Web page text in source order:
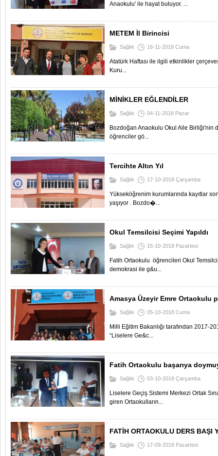
Anaokulu' ile hayat buluyor. ...
METEM İl Birincisi
Sağlık 16-11-2018 Cuma
Atatürk Haftası ile ilgili etkinlikler
Kuru...
MİNİKLER EĞLENDİLER
Sağlık 04-11-2018 Pazar
Bozdoğan Anaokulu Okul Aile Birliği'nin
öğrenciler gö...
Tercihte Altın Yıl
Sağlık 17-10-2018 Çarşamba
Yükseköğrenim kurumlarında kayıtlar
yaşıyor . Bozdo�...
Okul Temsilcisi Seçimi Yapıldı
Sağlık 15-10-2018 Pazartesi
Fatih Ortaokulu öğrencileri Okul
demokrasi ile g&u...
Amasya Üzeyir Emre Ortaokulu
Sağlık 05-10-2018 Cuma
Milli Eğitim Bakanlığı tarafından 2017-
“Liselere Ge&c...
Fatih Ortaokulu başarıya
Sağlık 03-10-2018 Çarşamba
Liselere Geçiş Sistemi Merkezi Ortak
giren Ortaokulların...
FATİH ORTAOKULU DERS BAŞI
Sağlık 17-09-2018 Pazartesi